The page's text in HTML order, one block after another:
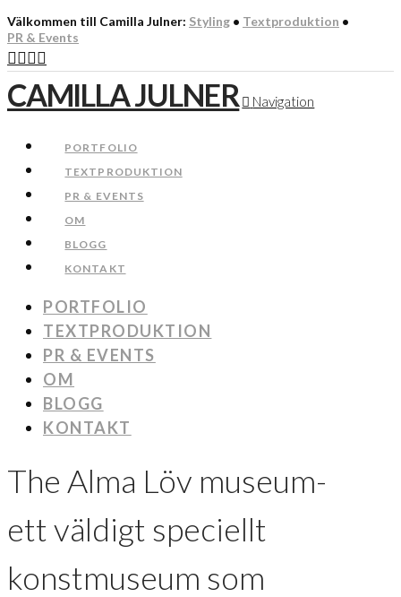
Välkommen till Camilla Julner: Styling • Textproduktion •
PR & Events
CAMILLA JULNER Navigation
PORTFOLIO
TEXTPRODUKTION
PR & EVENTS
OM
BLOGG
KONTAKT
PORTFOLIO
TEXTPRODUKTION
PR & EVENTS
OM
BLOGG
KONTAKT
The Alma Löv museum-
ett väldigt speciellt
konstmuseum som